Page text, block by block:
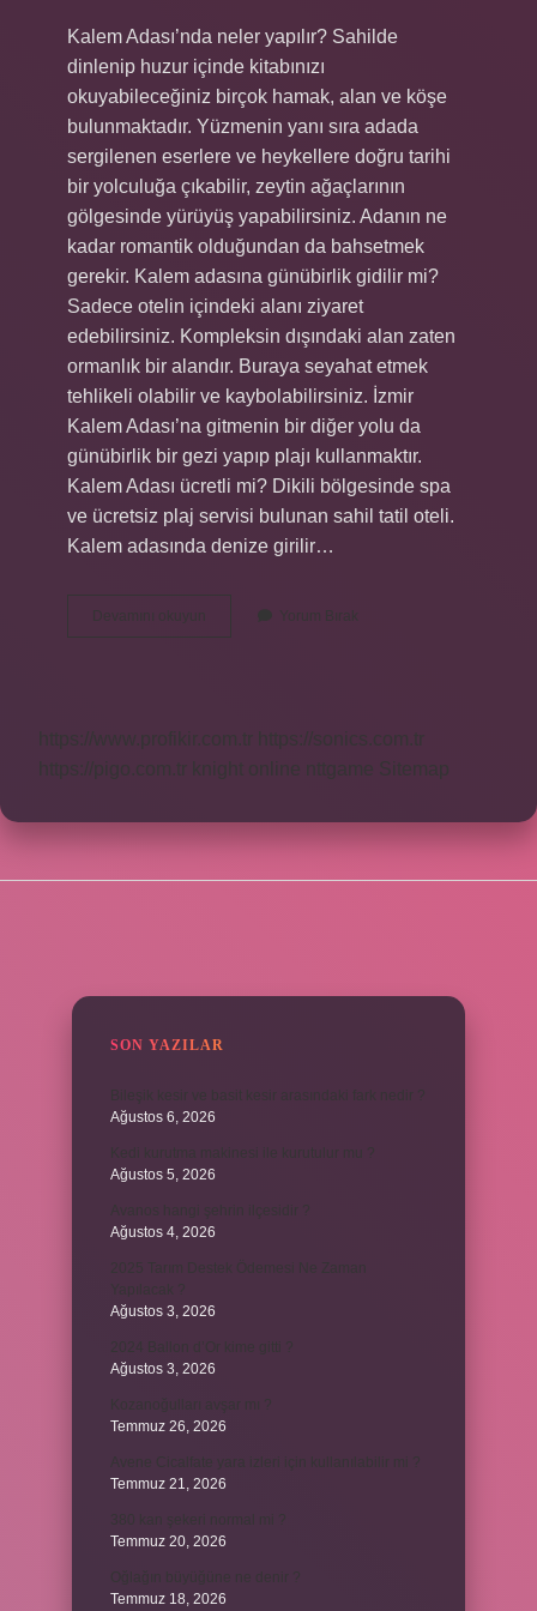
Kalem Adası’nda neler yapılır? Sahilde
dinlenip huzur içinde kitabınızı
okuyabileceğiniz birçok hamak, alan ve köşe
bulunmaktadır. Yüzmenin yanı sıra adada
sergilenen eserlere ve heykellere doğru tarihi
bir yolculuğa çıkabilir, zeytin ağaçlarının
gölgesinde yürüyüş yapabilirsiniz. Adanın ne
kadar romantik olduğundan da bahsetmek
gerekir. Kalem adasına günübirlik gidilir mi?
Sadece otelin içindeki alanı ziyaret
edebilirsiniz. Kompleksin dışındaki alan zaten
ormanlık bir alandır. Buraya seyahat etmek
tehlikeli olabilir ve kaybolabilirsiniz. İzmir
Kalem Adası’na gitmenin bir diğer yolu da
günübirlik bir gezi yapıp plajı kullanmaktır.
Kalem Adası ücretli mi? Dikili bölgesinde spa
ve ücretsiz plaj servisi bulunan sahil tatil oteli.
Kalem adasında denize girilir…
Devamını okuyun
Adası
Yorum Bırak
https://www.profikir.com.tr
https://sonics.com.tr
https://pigo.com.tr knight online nttgame Sitemap
SON YAZILAR
Bileşik kesir ve basit kesir arasındaki fark nedir ?
Ağustos 6, 2026
Ağustos 5, 2026
Ağustos 4, 2026
Ağustos 3, 2026
Ağustos 3, 2026
Temmuz 26, 2026
Temmuz 21, 2026
Temmuz 20, 2026
Temmuz 18, 2026